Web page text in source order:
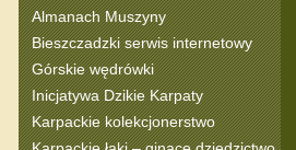
Almanach Muszyny
Bieszczadzki serwis internetowy
Górskie wędrówki
Inicjatywa Dzikie Karpaty
Karpackie kolekcjonerstwo